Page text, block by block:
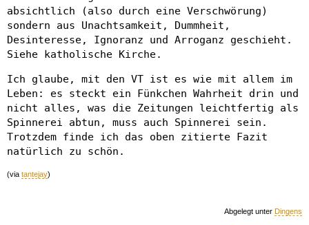
absichtlich (also durch eine Verschwörung)
sondern aus Unachtsamkeit, Dummheit,
Desinteresse, Ignoranz und Arroganz geschieht.
Siehe katholische Kirche.
Ich glaube, mit den VT ist es wie mit allem im
Leben: es steckt ein Fünkchen Wahrheit drin und
nicht alles, was die Zeitungen leichtfertig als
Spinnerei abtun, muss auch Spinnerei sein.
Trotzdem finde ich das oben zitierte Fazit
natürlich zu schön.
(via tantejay)
Abgelegt unter Dingens